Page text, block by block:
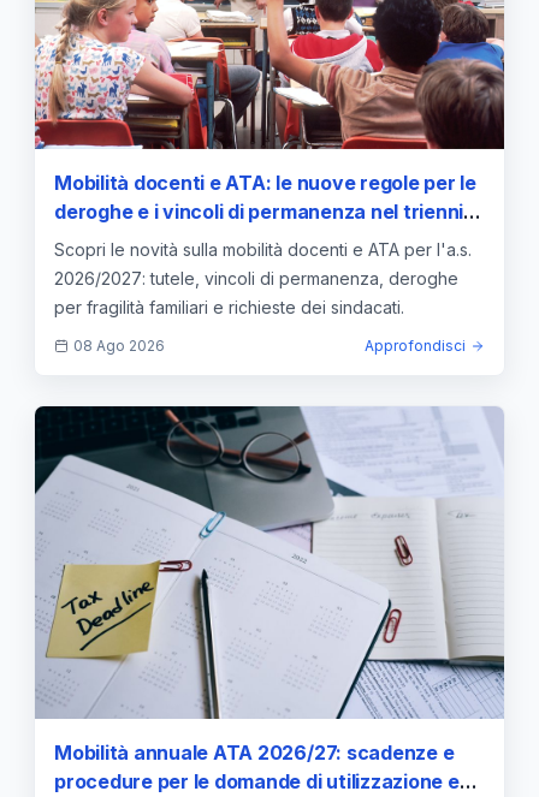
Mobilità docenti e ATA: le nuove regole per le
deroghe e i vincoli di permanenza nel triennio
2025-2028
Scopri le novità sulla mobilità docenti e ATA per l'a.s.
2026/2027: tutele, vincoli di permanenza, deroghe
per fragilità familiari e richieste dei sindacati.
08 Ago 2026 Approfondisci
Mobilità annuale ATA 2026/27: scadenze e
procedure per le domande di utilizzazione e